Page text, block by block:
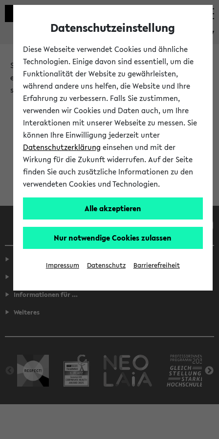
eKVV
Sie möchten auf eine eKVV Funktion zugreifen, die Ihnen
erst nach einer Anmeldung am System zur Verfügung
steht.
Bitte melden Sie sich an:
Anmeldung am eKVV
Informationen für ...
Weiteres
Datenschutzeinstellung
Diese Webseite verwendet Cookies und ähnliche
Technologien. Einige davon sind essentiell, um die
Funktionalität der Website zu gewährleisten,
während andere uns helfen, die Website und Ihre
Erfahrung zu verbessern. Falls Sie zustimmen,
verwenden wir Cookies und Daten auch, um Ihre
Interaktionen mit unserer Webseite zu messen. Sie
können Ihre Einwilligung jederzeit unter
Datenschutzerklärung einsehen und mit der
Wirkung für die Zukunft widerrufen. Auf der Seite
finden Sie auch zusätzliche Informationen zu den
verwendeten Cookies und Technologien.
Alle akzeptieren
Nur notwendige Cookies zulassen
Impressum Datenschutz Barrierefreiheit